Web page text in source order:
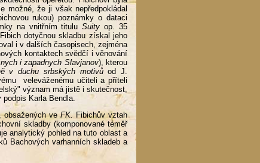
možné, že ji však nepředpokládal
rukou) poznámky o dataci
na vnitřním tituluSuityop. 35
dotyčnou skladbu získal jeho
i v dalších časopisech, zejména
kontaktech svědčí i věnování
i zapadnych Slavjanov), kterou
v duchu srbských motivůod J.
veleváženému učiteli a příteli
význam má jistě i skutečnost,
Karla Bendla.
obsažených veFK.Fibichův vztah
skladby (komponované téměř
analytický pohled na tuto oblast a
Bachových varhanních skladeb a